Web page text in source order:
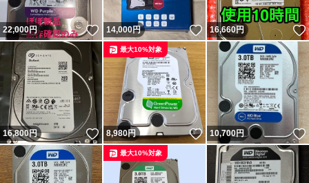
22,000円 いいね！
14,000円 いいね！
16,660円
16,800円 いいね！
8,980円 いいね！
最大10%対象
10,700円
最大10%対象